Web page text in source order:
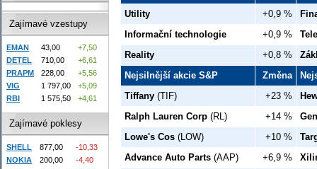
Utility
+0,9 %
Informační technologie
+0,9 %
Reality
+0,8 %
Nejsilnější akcie S&P
Změna
Tiffany (TIF) +23 %
Ralph Lauren Corp (RL) +14 %
Lowe's Cos (LOW) +10 %
Advance Auto Parts (AAP) +6,9 %
Zajímavé vzestupy
EMAN 43,00
+7,50
DETEL
710,00
+6,61
PRAPM
228,00
+5,56
VIG
1 797,00
+5,09
RBI
1 575,50 +4,61
Zajímavé poklesy
SHELL 877,00
-10,33
NOKIA
200,00
-4,40